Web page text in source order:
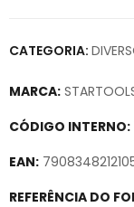
CATEGORIA:
MARCA:
CÓDIGO INTERNO:
EAN:
REFERÊNCIA DO